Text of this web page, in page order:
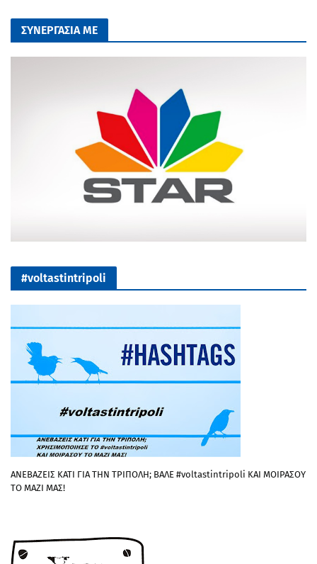
ΣΥΝΕΡΓΑΣΙΑ ΜΕ
#voltastintripoli
ΑΝΕΒΑΖΕΙΣ ΚΑΤΙ ΓΙΑ ΤΗΝ ΤΡΙΠΟΛΗ; ΒΑΛΕ #voltastintripoli ΚΑΙ ΜΟΙΡΑΣΟΥ
ΤΟ ΜΑΖΙ ΜΑΣ!